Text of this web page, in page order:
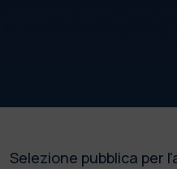
Selezione pubblica per